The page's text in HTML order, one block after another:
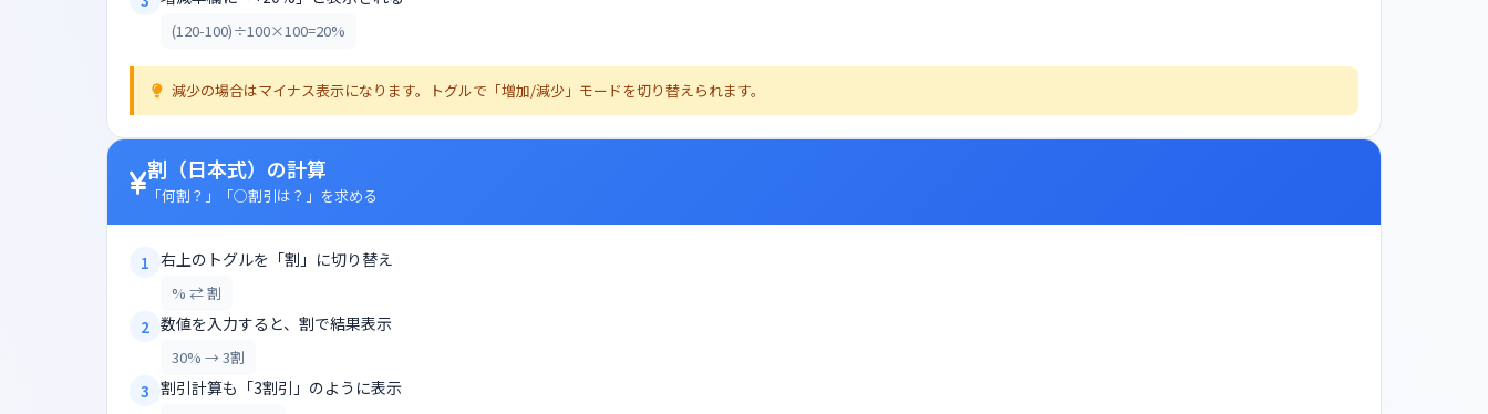
(120-100)÷100×100=20%
減少の場合はマイナス表示になります。トグルで「増加/減少」モードを切り替えられます。
割（日本式）の計算
「何割？」「○割引は？」を求める
1 右上のトグルを「割」に切り替え
% ⇄ 割
2 数値を入力すると、割で結果表示
30% → 3割
3 割引計算も「3割引」のように表示